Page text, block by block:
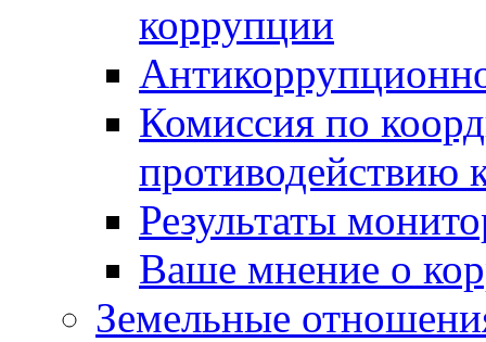
коррупции
Комиссия по
противодействию
Результаты
Ваше мнение о
Земельные